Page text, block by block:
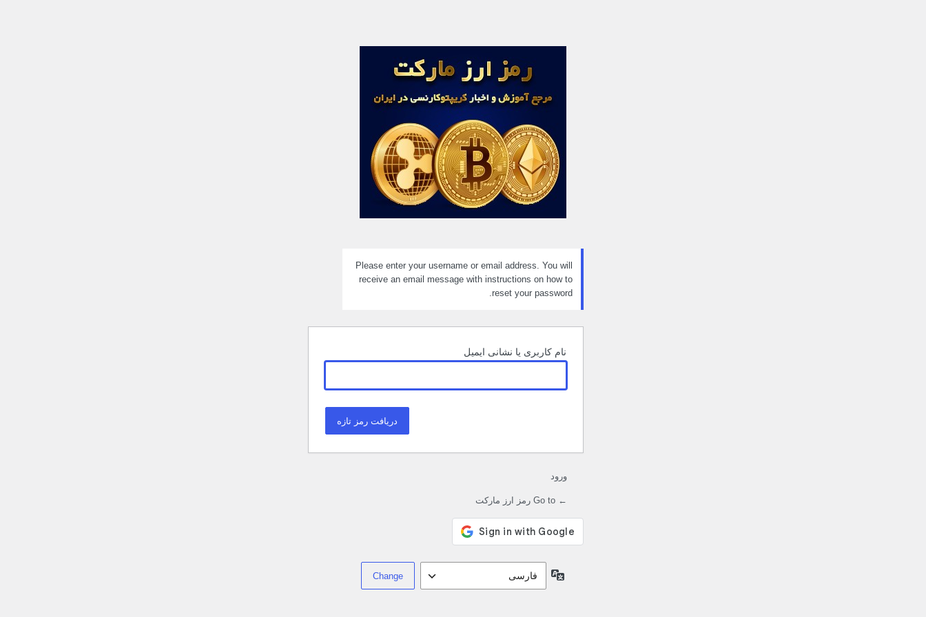
Please enter your username or email address. You will
receive an email message with instructions on how to
reset your password.
نام کاربری یا نشانی ایمیل
ورود
← Go to رمز ارز مارکت
زبان